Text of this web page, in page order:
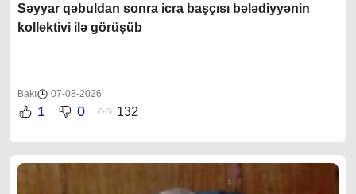
Səyyar qəbuldan sonra icra başçısı bələdiyyənin
kollektivi ilə görüşüb
Bakı 07-08-2026
1 0 132